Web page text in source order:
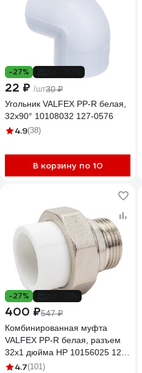
-27%
22 ₽ /шт30 ₽
Угольник VALFEX PP-R белая,
32х90° 10108032 127-0576
4.9(38)
В корзину по 10
-27%
400 ₽547 ₽
Комбинированная муфта
VALFEX PP-R белая, разъем
32х1 дюйма НР 10156025 127-
0227
4.7(101)